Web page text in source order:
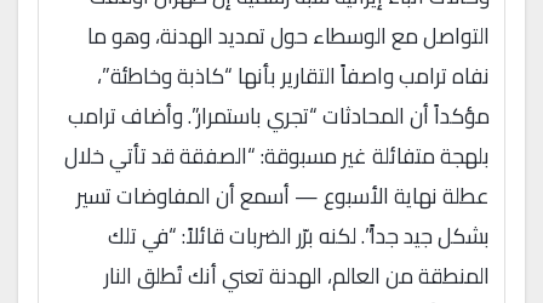
التواصل مع الوسطاء حول تمديد الهدنة، وهو ما
نفاه ترامب واصفاً التقارير بأنها “كاذبة وخاطئة”،
مؤكداً أن المحادثات “تجري باستمرار”. وأضاف ترامب
بلهجة متفائلة غير مسبوقة: “الصفقة قد تأتي خلال
عطلة نهاية الأسبوع — أسمع أن المفاوضات تسير
بشكل جيد جداً”. لكنه برّر الضربات قائلاً: “في تلك
المنطقة من العالم، الهدنة تعني أنك تُطلق النار